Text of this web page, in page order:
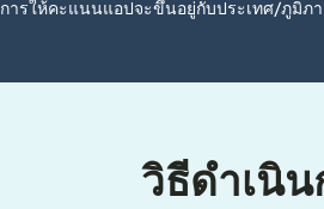
การให้คะแนนแอปจะขึ้นอยู่กับประเทศ/ภูมิภ
วิธีดำเนิน